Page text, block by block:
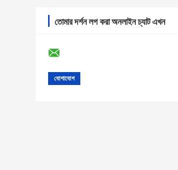
তোমার দর্শন লগ করা অনলাইন চ্যাট এখন